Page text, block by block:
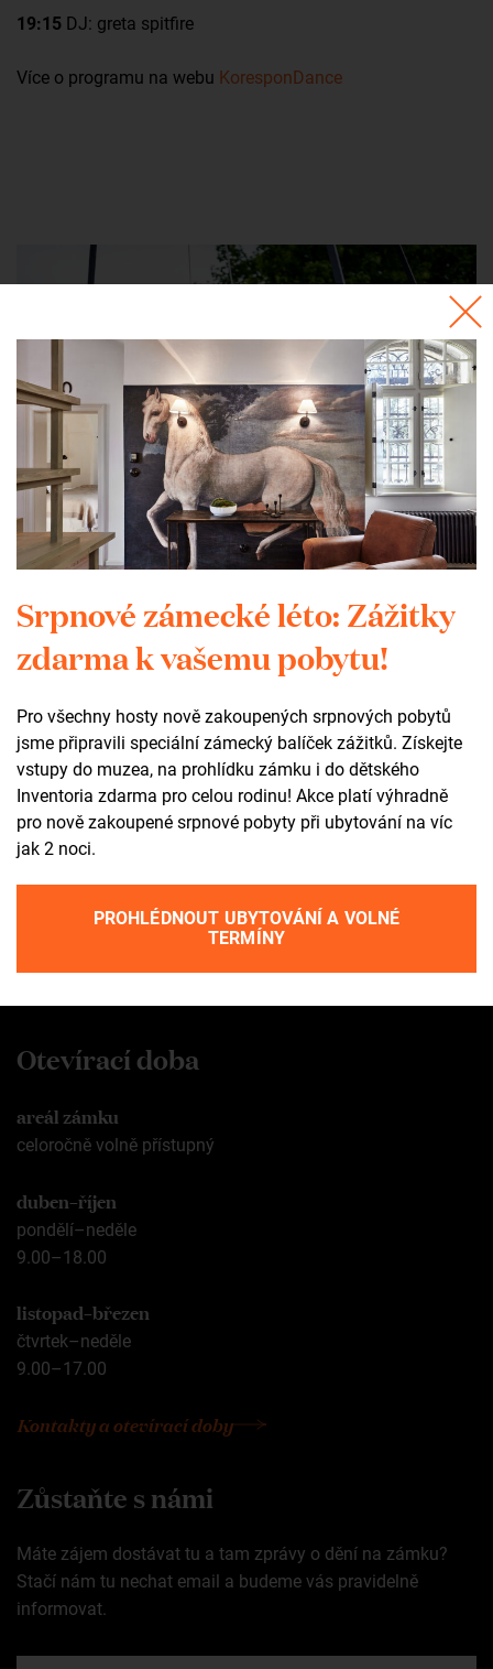
19:15 DJ: greta spitfire
Více o programu na webu KoresponDance
Kontakt
+420 602 565 309
tic@zamekzdar.cz
SOCIÁLNÍ SÍTĚ
ig
yt
ta
Otevírací doba
areál zámku
celoročně volně přístupný
duben–říjen
pondělí–neděle
9.00–18.00
listopad–březen
čtvrtek–neděle
9.00–17.00
Kontakty a otevírací doby
Zůstaňte s námi
Máte zájem dostávat tu a tam zprávy o dění na zámku?
Stačí nám tu nechat email a budeme vás pravidelně
informovat.
Srpnové zámecké léto: Zážitky
zdarma k vašemu pobytu!
Pro všechny hosty nově zakoupených srpnových pobytů
jsme připravili speciální zámecký balíček zážitků. Získejte
vstupy do muzea, na prohlídku zámku i do dětského
Inventoria zdarma pro celou rodinu! Akce platí výhradně
pro nově zakoupené srpnové pobyty při ubytování na víc
jak 2 noci.
PROHLÉDNOUT UBYTOVÁNÍ A VOLNÉ
TERMÍNY